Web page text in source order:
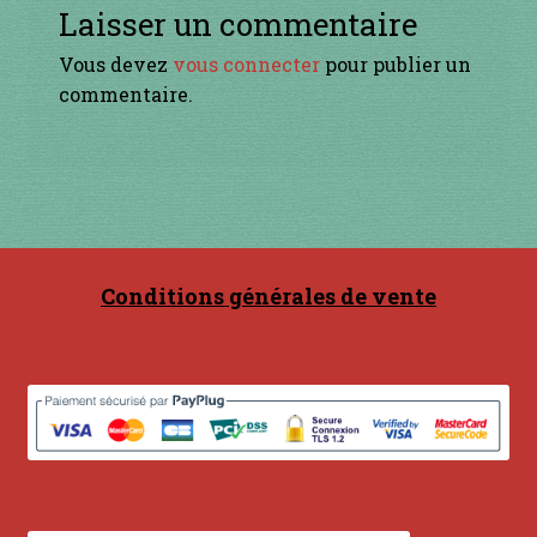
en acier
en laiton
en plastique
Laisser un commentaire
Vous devez vous connecterpour publier un
commentaire.
Conditions générales de vente